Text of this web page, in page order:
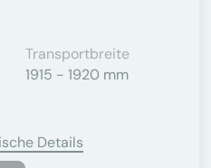
Transportbreite
1915 - 1920 mm
Details